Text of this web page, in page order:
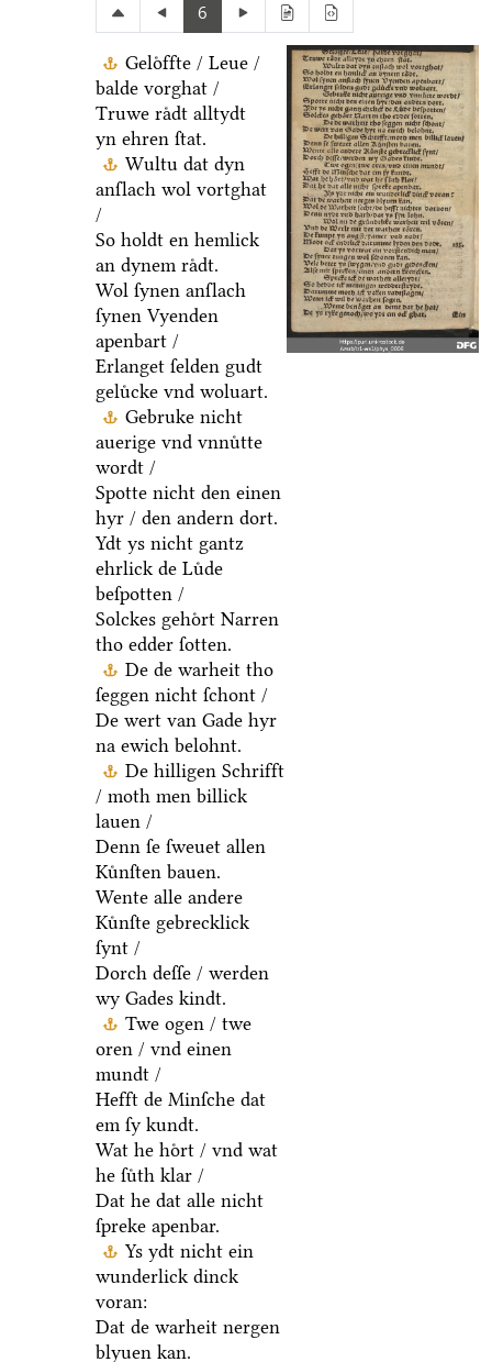
6
Geloͤffte / Leue /
balde vorghat /
Truwe raͤdt alltydt
yn ehren ſtat.
Wultu dat dyn
anſlach wol vortghat
/
So holdt en hemlick
an dynem raͤdt.
Wol ſynen anſlach
ſynen Vyenden
apenbart /
Erlanget ſelden gudt
geluͤcke vnd woluart.
Gebruke nicht
auerige vnd vnnuͤtte
wordt /
Spotte nicht den einen
hyr / den andern dort.
Ydt ys nicht gantz
ehrlick de Luͤde
beſpotten /
Solckes gehoͤrt Narren
tho edder ſotten.
De de warheit tho
ſeggen nicht ſchont /
De wert van Gade hyr
na ewich belohnt.
De hilligen Schrifft
/ moth men billick
lauen /
Denn ſe ſweuet allen
Kuͤnſten bauen.
Wente alle andere
Kuͤnſte gebrecklick
ſynt /
Dorch deſſe / werden
wy Gades kindt.
Twe ogen / twe
oren / vnd einen
mundt /
Hefft de Minſche dat
em ſy kundt.
Wat he hoͤrt / vnd wat
he ſuͤth klar /
Dat he dat alle nicht
ſpreke apenbar.
Ys ydt nicht ein
wunderlick dinck
voran:
Dat de warheit nergen
blyuen kan.